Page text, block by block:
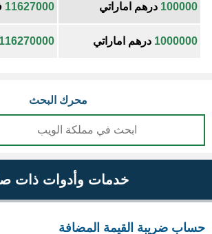
100000 درهم اماراتي 11627000
1000000 درهم اماراتي 116270000
محرك البحث
خدمات وأدوات ذات
حساب ضريبة القيمة المضافة